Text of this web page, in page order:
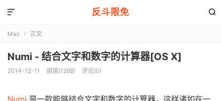
反斗限免 

Mac  正文
Numi - 结合文字和数字的计算器[OS X]
2014-12-11 阅读(1268) 评论(0)
Numi 是一款能够结合文字和数字的计算器，这样诸如在一